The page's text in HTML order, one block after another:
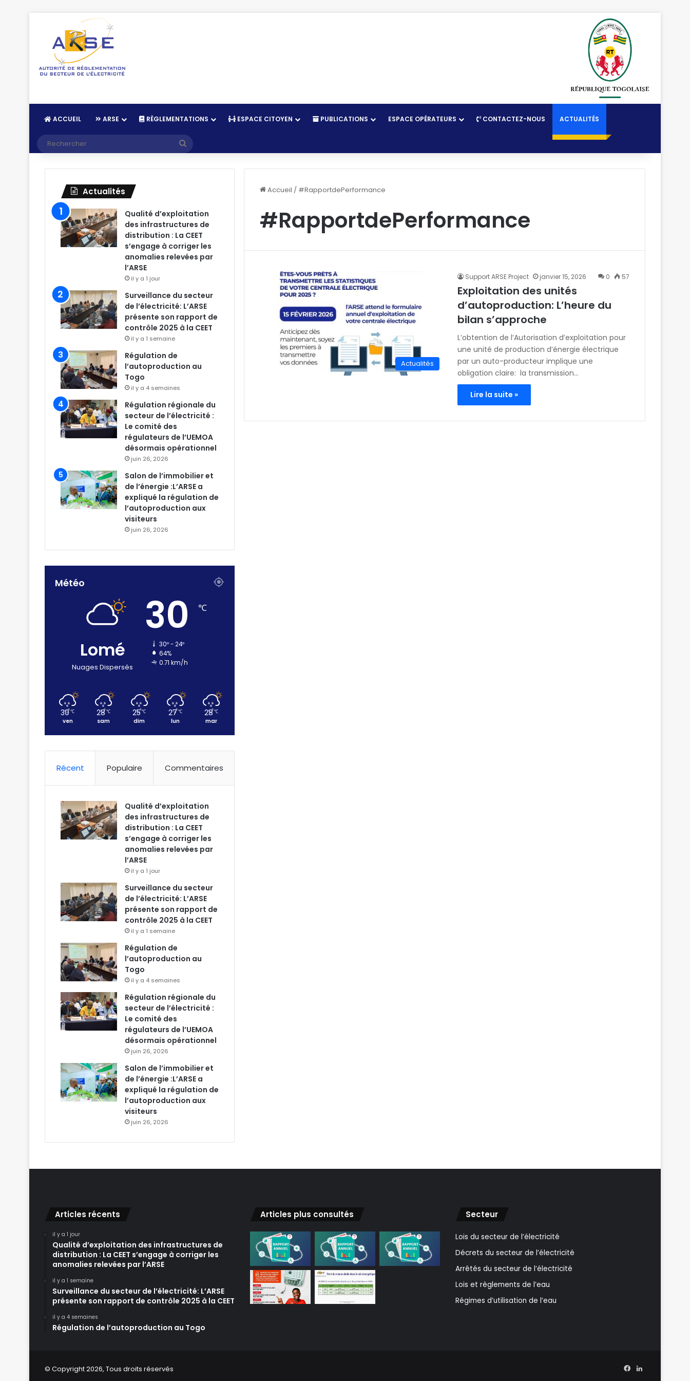
ACCUEIL ARSE RÈGLEMENTATIONS ESPACE CITOYEN PUBLICATIONS ESPACE OPÉRATEURS CONTACTEZ-NOUS ACTUALITÉS
Accueil / #RapportdePerformance
#RapportdePerformance
Actualités
Support ARSE Project janvier 15, 2026 0 57
Exploitation des unités
d’autoproduction: L’heure du
bilan s’approche
L’obtention de l’Autorisation d’exploitation pour
une unité de production d’énergie électrique
par un auto-producteur implique une
obligation claire: la transmission…
Lire la suite »
Actualités
Qualité d’exploitation
des infrastructures de
distribution : La CEET
s’engage à corriger les
anomalies relevées par
l’ARSE
il y a 1 jour
Surveillance du secteur
de l’électricité: L’ARSE
présente son rapport de
contrôle 2025 à la CEET
il y a 1 semaine
Régulation de
l’autoproduction au
Togo
il y a 4 semaines
Régulation régionale du
secteur de l’électricité :
Le comité des
régulateurs de l’UEMOA
désormais opérationnel
juin 26, 2026
Salon de l’immobilier et
de l’énergie :L’ARSE a
expliqué la régulation de
l’autoproduction aux
visiteurs
juin 26, 2026
Météo
Lomé
Nuages Dispersés
30 ℃
30º - 24º
64%
0.71 km/h
30℃
ven
28 ℃
sam
25℃
dim
27 ℃
lun
28 ℃
mar
Récent Populaire Commentaires
Qualité d’exploitation
des infrastructures de
distribution : La CEET
s’engage à corriger les
anomalies relevées par
l’ARSE
il y a 1 jour
Surveillance du secteur
de l’électricité: L’ARSE
présente son rapport de
contrôle 2025 à la CEET
il y a 1 semaine
Régulation de
l’autoproduction au
Togo
il y a 4 semaines
Régulation régionale du
secteur de l’électricité :
Le comité des
régulateurs de l’UEMOA
désormais opérationnel
juin 26, 2026
Salon de l’immobilier et
de l’énergie :L’ARSE a
expliqué la régulation de
l’autoproduction aux
visiteurs
juin 26, 2026
Articles récents
il y a 1 jour
Qualité d’exploitation des infrastructures de
distribution : La CEET s’engage à corriger les
anomalies relevées par l’ARSE
il y a 1 semaine
Surveillance du secteur de l’électricité: L’ARSE
présente son rapport de contrôle 2025 à la CEET
il y a 4 semaines
Régulation de l’autoproduction au Togo
Articles plus consultés Secteur
Lois du secteur de l’électricité
Décrets du secteur de l’électricité
Arrêtés du secteur de l’électricité
Lois et règlements de l’eau
Régimes d’utilisation de l’eau
© Copyright 2026, Tous droits réservés Facebook
Linkedin